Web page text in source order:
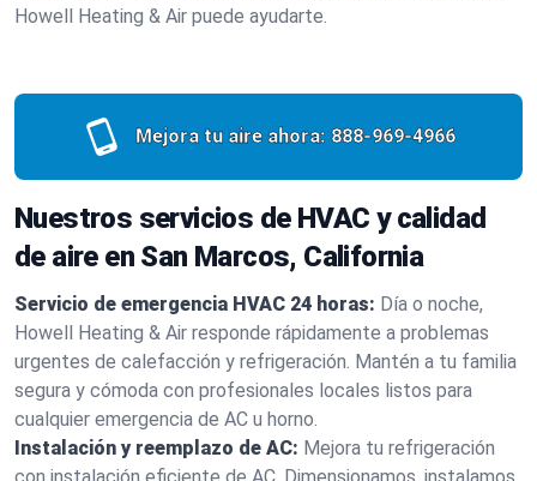
Howell Heating & Air puede ayudarte.
Mejora tu aire ahora: 888-969-4966
Nuestros servicios de HVAC y calidad
de aire en San Marcos, California
Servicio de emergencia HVAC 24 horas: Día o noche,
Howell Heating & Air responde rápidamente a problemas
urgentes de calefacción y refrigeración. Mantén a tu familia
segura y cómoda con profesionales locales listos para
cualquier emergencia de AC u horno.
Instalación y reemplazo de AC: Mejora tu refrigeración